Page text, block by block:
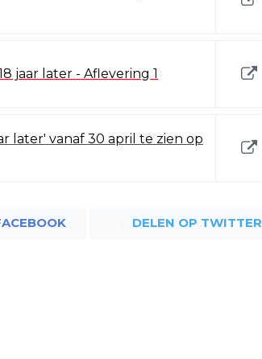
jaar later - Aflevering 1
later' vanaf 30 april te zien op
DELEN OP TWITTER